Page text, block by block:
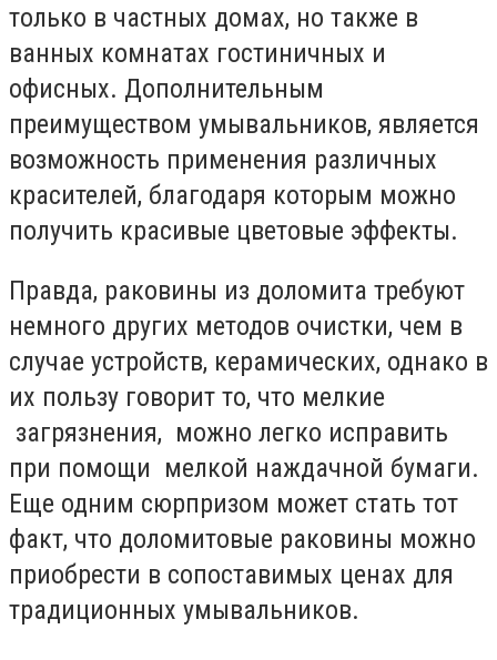
только в частных домах, но также в
ванных комнатах гостиничных и
офисных. Дополнительным
преимуществом умывальников, является
возможность применения различных
красителей, благодаря которым можно
получить красивые цветовые эффекты.
Правда, раковины из доломита требуют
немного других методов очистки, чем в
случае устройств, керамических, однако в
их пользу говорит то, что мелкие
загрязнения, можно легко исправить
при помощи мелкой наждачной бумаги.
Еще одним сюрпризом может стать тот
факт, что доломитовые раковины можно
приобрести в сопоставимых ценах для
традиционных умывальников.